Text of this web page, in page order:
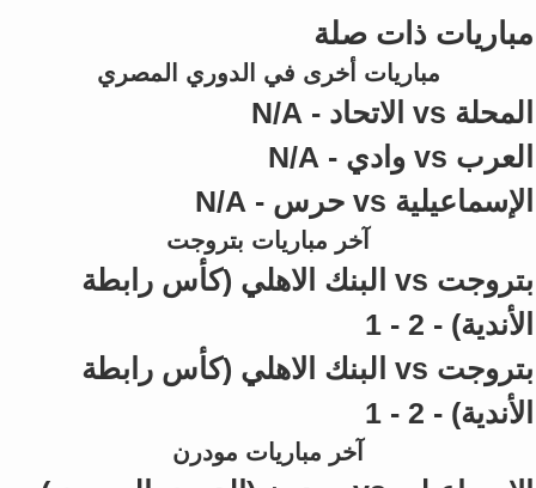
مباريات ذات صلة
مباريات أخرى في الدوري المصري
المحلة vs الاتحاد - N/A
العرب vs وادي - N/A
الإسماعيلية vs حرس - N/A
آخر مباريات بتروجت
بتروجت vs البنك الاهلي (كأس رابطة
الأندية) - 2 - 1
بتروجت vs البنك الاهلي (كأس رابطة
الأندية) - 2 - 1
آخر مباريات مودرن